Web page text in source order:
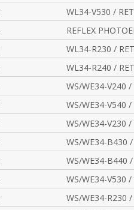
WL34-V530 /
REFLEX
WL34-R230 /
WL34-R240 /
WS/WE34-V240
WS/WE34-V540
WS/WE34-V230
WS/WE34-B430
WS/WE34-B440
WS/WE34-V530
WS/WE34-R230